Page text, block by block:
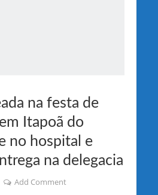
na festa de
Itapoã do
no hospital e
na delegacia
Add Comment